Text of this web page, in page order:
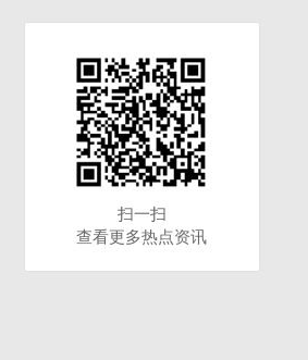
扫一扫
查看更多热点资讯
扫一扫
查看更多热点资讯